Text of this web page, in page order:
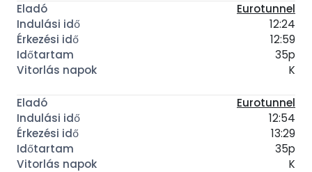
Eurotunnel
12:24
12:59
35p
K
Eurotunnel
12:54
13:29
35p
K